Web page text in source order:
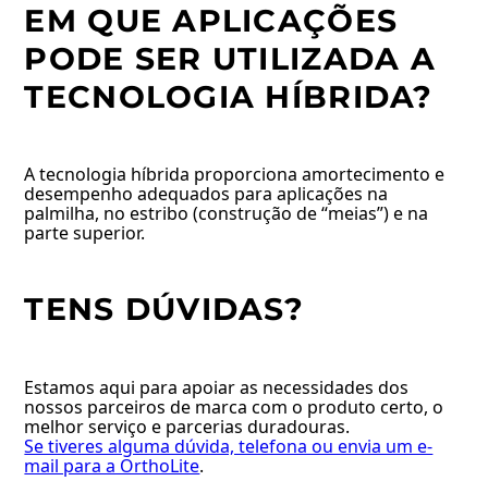
EM QUE APLICAÇÕES
PODE SER UTILIZADA A
TECNOLOGIA HÍBRIDA?
A tecnologia híbrida proporciona amortecimento e
desempenho adequados para aplicações na
palmilha, no estribo (construção de “meias”) e na
parte superior.
TENS DÚVIDAS?
Estamos aqui para apoiar as necessidades dos
nossos parceiros de marca com o produto certo, o
melhor serviço e parcerias duradouras.
Se tiveres alguma dúvida, telefona ou envia um e-
mail para a OrthoLite.